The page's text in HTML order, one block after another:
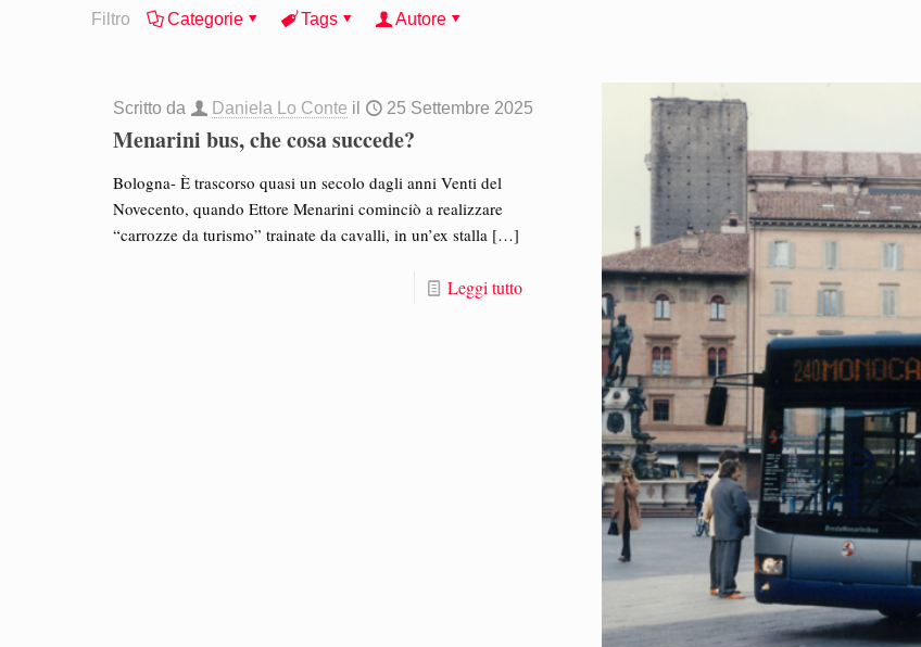
Filtro Categorie Tags Autore
Scritto da Daniela Lo Conte il 25 Settembre 2025
Menarini bus, che cosa succede?
Bologna- È trascorso quasi un secolo dagli anni Venti del
Novecento, quando Ettore Menarini cominciò a realizzare
“carrozze da turismo” trainate da cavalli, in un’ex stalla […]
Leggi tutto